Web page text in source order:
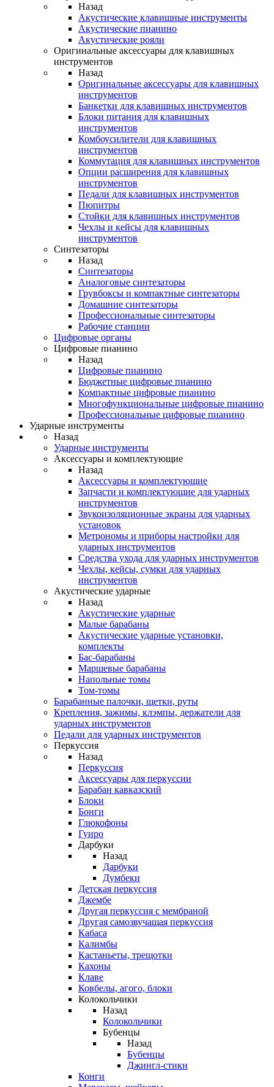
Назад
Акустические клавишные инструменты
Акустические пианино
Акустические рояли
Оригинальные аксессуары для клавишных
инструментов
Назад
Оригинальные аксессуары для клавишных
инструментов
Банкетки для клавишных инструментов
Блоки питания для клавишных
инструментов
Комбоусилители для клавишных
инструментов
Коммутация для клавишных инструментов
Опции расширения для клавишных
инструментов
Педали для клавишных инструментов
Пюпитры
Стойки для клавишных инструментов
Чехлы и кейсы для клавишных
инструментов
Синтезаторы
Назад
Синтезаторы
Аналоговые синтезаторы
Грувбоксы и компактные синтезаторы
Домашние синтезаторы
Профессиональные синтезаторы
Рабочие станции
Цифровые органы
Цифровые пианино
Назад
Цифровые пианино
Бюджетные цифровые пианино
Компактные цифровые пианино
Многофункциональные цифровые пианино
Профессиональные цифровые пианино
Ударные инструменты
Назад
Ударные инструменты
Аксессуары и комплектующие
Назад
Аксессуары и комплектующие
Запчасти и комплектующие для ударных
инструментов
Звукоизоляционные экраны для ударных
установок
Метрономы и приборы настройки для
ударных инструментов
Средства ухода для ударных инструментов
Чехлы, кейсы, сумки для ударных
инструментов
Акустические ударные
Назад
Акустические ударные
Mалые барабаны
Акустические ударные установки,
комплекты
Бас-барабаны
Маршевые барабаны
Напольные томы
Том-томы
Барабанные палочки, щетки, руты
Крепления, зажимы, клэмпы, держатели для
ударных инструментов
Педали для ударных инструментов
Перкуссия
Назад
Перкуссия
Аксессуары для перкуссии
Барабан кавказский
Блоки
Бонги
Глюкофоны
Гуиро
Дарбуки
Назад
Дарбуки
Думбеки
Детская перкуссия
Джембе
Другая перкуссия с мембраной
Другая самозвучащая перкуссия
Кабаса
Калимбы
Кастаньеты, трещотки
Кахоны
Клаве
Ковбелы, агого, блоки
Колокольчики
Назад
Колокольчики
Бубенцы
Назад
Бубенцы
Джингл-стики
Конги